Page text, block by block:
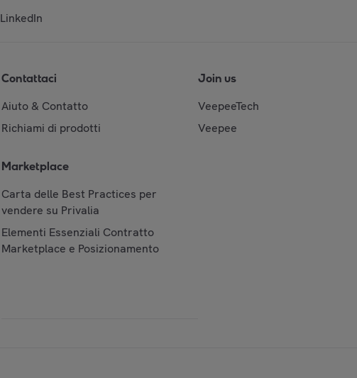
LinkedIn
Contattaci
Aiuto & Contatto
Richiami di prodotti
Marketplace
Carta delle Best Practices per
vendere su Privalia
Elementi Essenziali Contratto
Marketplace e Posizionamento
Join us
VeepeeTech
Veepee